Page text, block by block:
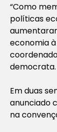
“Como
políticas
economia
democrata.
Em duas
anunciado
na